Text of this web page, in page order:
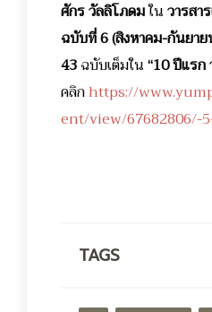
ศักร วัลลิโภดมในวารสา
ฉบับที่ 6 (สิงหาคม-กันยา
43ฉบับเต็มใน“10 ปีแรก
คลิกhttps://
ent/view/67682806/-
TAGS